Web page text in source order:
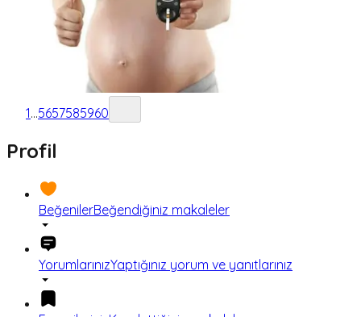
1...5657585960
Profil
BeğenilerBeğendiğiniz makaleler
YorumlarınızYaptığınız yorum ve yanıtlarınız